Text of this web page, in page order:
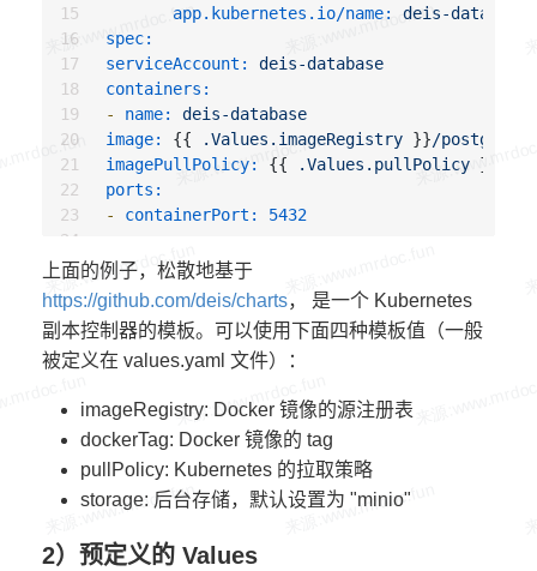
app.kubernetes.io/name:
deis-database
spec:
serviceAccount:
deis-database
containers:
-
name:
deis-database
image:
{{ .Values.imageRegistry }}/
imagePullPolicy:
{{ .Values.pullPolicy }}
ports:
-
containerPort:
5432
- name: DATABASE_STORAGE
value:
{{ default "minio" .Values.storage
上面的例子，松散地基于
https://github.com/deis/charts， 是一个 Kubernetes
副本控制器的模板。可以使用下面四种模板值（一般
被定义在 values.yaml 文件）：
imageRegistry: Docker 镜像的源注册表
dockerTag: Docker 镜像的 tag
pullPolicy: Kubernetes 的拉取策略
storage: 后台存储，默认设置为 "minio"
2）预定义的 Values